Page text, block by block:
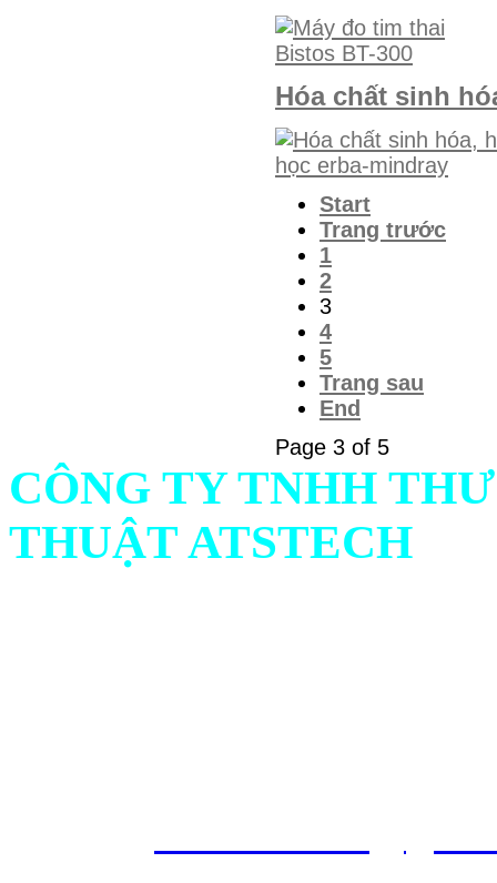
Hóa chất sinh
Start
Trang trước
1
2
3
4
5
Trang sau
End
Page 3 of 5
CÔNG TY TNHH
THUẬT ATSTECH